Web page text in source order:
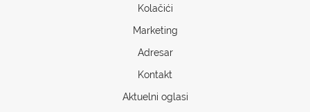
Kolačići
Marketing
Adresar
Kontakt
Aktuelni oglasi